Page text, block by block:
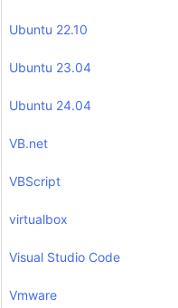
Ubuntu 22.10
Ubuntu 23.04
Ubuntu 24.04
VB.net
VBScript
virtualbox
Visual Studio Code
Vmware